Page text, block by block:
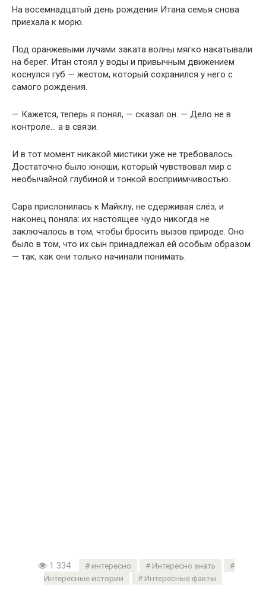
На восемнадцатый день рождения Итана семья снова
приехала к морю.
Под оранжевыми лучами заката волны мягко накатывали
на берег. Итан стоял у воды и привычным движением
коснулся губ — жестом, который сохранился у него с
самого рождения.
— Кажется, теперь я понял, — сказал он. — Дело не в
контроле… а в связи.
И в тот момент никакой мистики уже не требовалось.
Достаточно было юноши, который чувствовал мир с
необычайной глубиной и тонкой восприимчивостью.
Сара прислонилась к Майклу, не сдерживая слёз, и
наконец поняла: их настоящее чудо никогда не
заключалось в том, чтобы бросить вызов природе. Оно
было в том, что их сын принадлежал ей особым образом
— так, как они только начинали понимать.
1 334 интересно
Интересно знать
Интересные истории
Интересные факты